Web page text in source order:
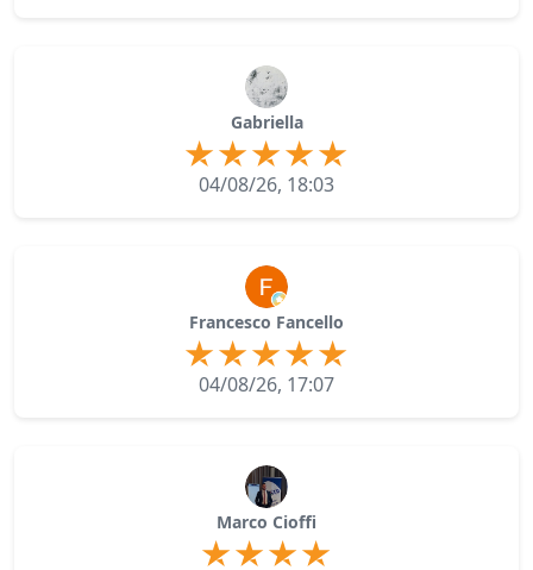
Gabriella
04/08/26, 18:03
Francesco Fancello
04/08/26, 17:07
Marco Cioffi